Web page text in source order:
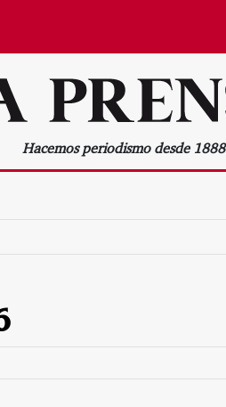
Hacemos periodismo desde 1888